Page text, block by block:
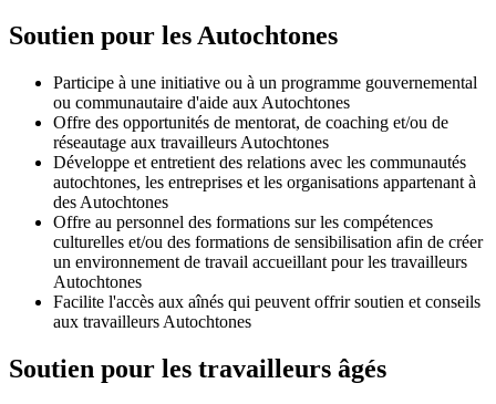
Soutien pour les Autochtones
Participe à une initiative ou à un programme gouvernemental
ou communautaire d'aide aux Autochtones
Offre des opportunités de mentorat, de coaching et/ou de
réseautage aux travailleurs Autochtones
Développe et entretient des relations avec les communautés
autochtones, les entreprises et les organisations appartenant à
des Autochtones
Offre au personnel des formations sur les compétences
culturelles et/ou des formations de sensibilisation afin de créer
un environnement de travail accueillant pour les travailleurs
Autochtones
Facilite l'accès aux aînés qui peuvent offrir soutien et conseils
aux travailleurs Autochtones
Soutien pour les travailleurs âgés